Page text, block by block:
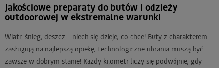
Jakościowe preparaty do butów i odzieży
outdoorowej w ekstremalne warunki
Wiatr, śnieg, deszcz – niech się dzieje, co chce! Buty z charakterem
zasługują na najlepszą opiekę, technologiczne ubrania muszą być
zawsze w dobrym stanie! Każdy kilometr liczy się podwójnie, gdy